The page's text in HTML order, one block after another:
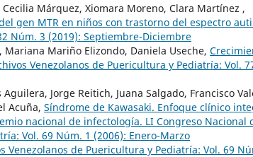
Márquez, Xiomara Moreno, Clara Martínez ,
gen MTR en niños con trastorno del espectro
Núm. 3 (2019): Septiembre-Diciembre
Mariño Elizondo, Daniela Useche,
Venezolanos de Puericultura y Pediatría: Vol.
Jorge Reitich, Juana Salgado, Francisco
Acuña, Síndrome de Kawasaki. Enfoque clínico
nacional de infectología. LI Congreso Nacional
Vol. 69 Núm. 1 (2006): Enero-Marzo
Venezolanos de Puericultura y Pediatría: Vol. 69